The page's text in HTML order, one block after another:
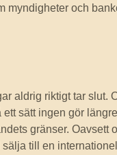
myndigheter och
aldrig riktigt tar
sätt ingen gör
gränser.
till en